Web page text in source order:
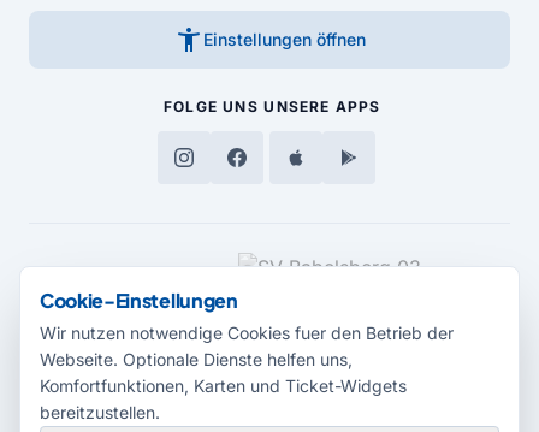
accessibility_new Einstellungen öffnen
FOLGE UNS UNSERE APPS
MEDIENPARTNER
Cookie-Einstellungen
Wir nutzen notwendige Cookies fuer den Betrieb der
Webseite. Optionale Dienste helfen uns,
Komfortfunktionen, Karten und Ticket-Widgets
bereitzustellen.